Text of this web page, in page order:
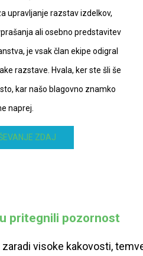
upravljanje razstav izdelkov,
ali osebno predstavitev
je vsak član ekipe odigral
razstave. Hvala, ker ste šli še
kar našo blagovno znamko
naprej.
ZDAJ
pritegnili pozornost
visoke kakovosti,